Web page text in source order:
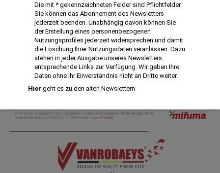
Die mit * gekennzeichneten Felder sind Pflichtfelder.
Sie können das Abonnement des Newsletters
jederzeit beenden. Unabhängig davon können Sie
der Erstellung eines personenbezogenen
Nutzungsprofiles jederzeit widersprechen und damit
die Löschung Ihrer Nutzungsdaten veranlassen. Dazu
stehen in jeder Ausgabe unseres Newsletters
entsprechende Links zur Verfügung. Wir geben Ihre
Daten ohne Ihr Einverständnis nicht an Dritte weiter.
Hier geht es zu den alten Newslettern